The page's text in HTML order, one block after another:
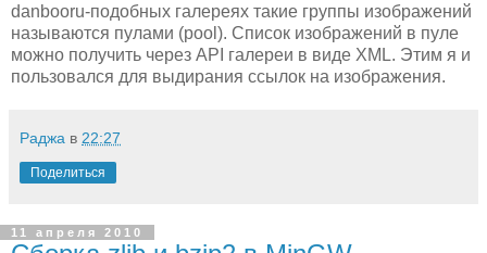
danbooru-подобных галереях такие группы изображений
называются пулами (pool). Список изображений в пуле
можно получить через API галереи в виде XML. Этим я и
пользовался для выдирания ссылок на изображения.
Раджа в 22:27
Поделиться
11 апреля 2010